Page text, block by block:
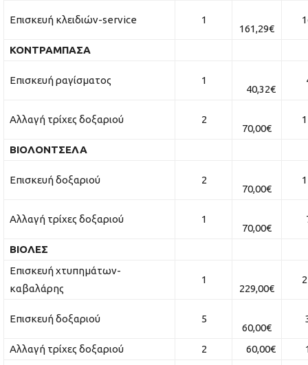
Επισκευή κλειδιών-service 1
161,29€
ΚΟΝΤΡΑΜΠΑΣΑ
Επισκευή ραγίσματος 1
40,32€
Αλλαγή τρίχες δοξαριού 2
70,00€
ΒΙΟΛΟΝΤΣΕΛΑ
Επισκευή δοξαριού 2
70,00€
Αλλαγή τρίχες δοξαριού 1
70,00€
ΒΙΟΛΕΣ
Επισκευή χτυπημάτων-
καβαλάρης
1
229,00€
Επισκευή δοξαριού 5
60,00€
Αλλαγή τρίχες δοξαριού 2 60,00€